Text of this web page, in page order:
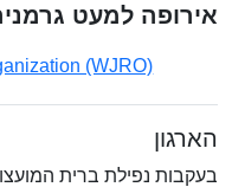
אירופה למעט
(WJRO)
הארגון
בעקבות נפילת ברית